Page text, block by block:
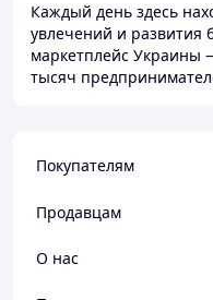
Каждый день здесь
увлечений и развития
маркетплейс Украины
тысяч
Покупателям
Продавцам
О нас